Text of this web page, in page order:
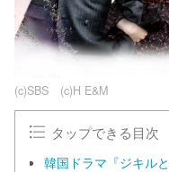
(c)SBS (c)H E&M
タップできる目次
韓国ドラマ『ジキル